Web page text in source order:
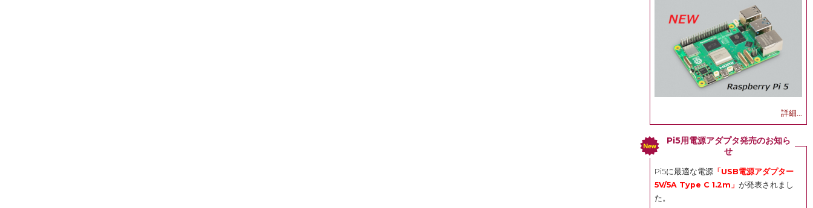
詳細...
Pi5用電源アダプタ発売のお知ら
せ
Pi5に最適な電源 「USB電源アダプター
5V/5A Type C 1.2m」 が発表されまし
た。